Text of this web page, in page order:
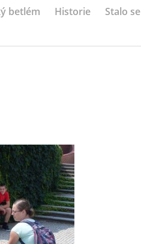
betlém Historie Stalo se